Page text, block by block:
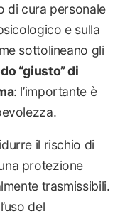
di cura personale
e sulla
sottolineano gli
“giusto” di
: l’importante è
il rischio di
protezione
trasmissibili.
del